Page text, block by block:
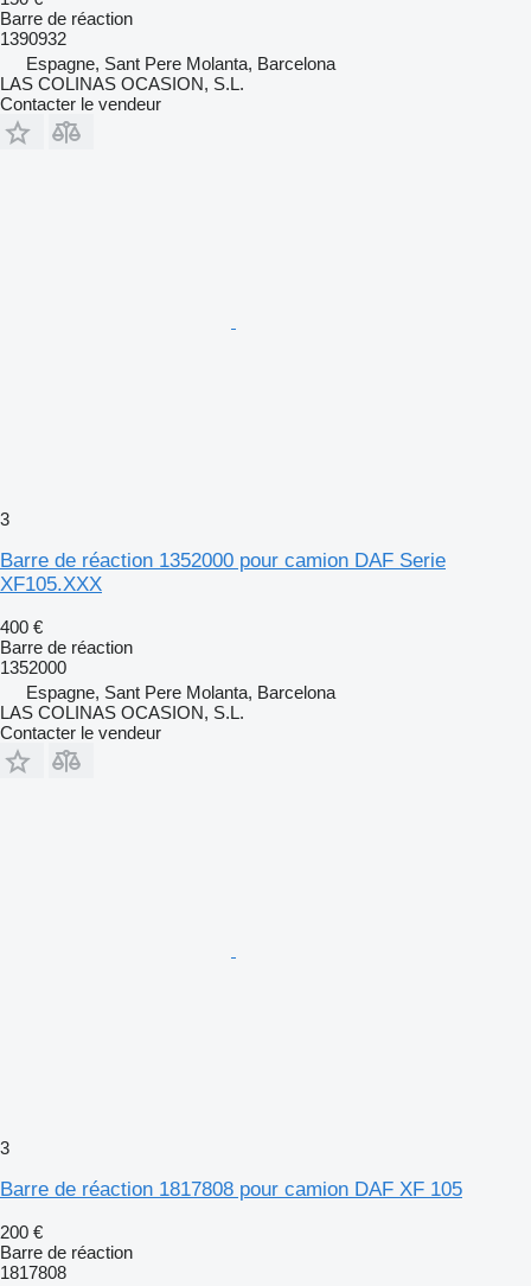
Barre de réaction
1390932
Espagne, Sant Pere Molanta, Barcelona
LAS COLINAS OCASION, S.L.
Contacter le vendeur
3
Barre de réaction 1352000 pour camion DAF Serie
XF105.XXX
400 €
Barre de réaction
1352000
Espagne, Sant Pere Molanta, Barcelona
LAS COLINAS OCASION, S.L.
Contacter le vendeur
3
Barre de réaction 1817808 pour camion DAF XF 105
200 €
Barre de réaction
1817808